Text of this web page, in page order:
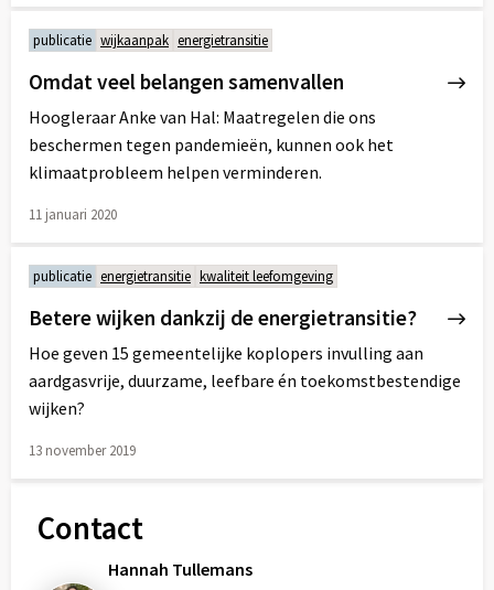
meer
over
publicatie wijkaanpak energietransitie
Omdat veel belangen samenvallen
Hoogleraar Anke van Hal: Maatregelen die ons
beschermen tegen pandemieën, kunnen ook het
klimaatprobleem helpen verminderen.
11 januari 2020
meer
over
publicatie energietransitie kwaliteit leefomgeving
Betere wijken dankzij de energietransitie?
Hoe geven 15 gemeentelijke koplopers invulling aan
aardgasvrije, duurzame, leefbare én toekomstbestendige
wijken?
13 november 2019
over
Contact
Hannah Tullemans